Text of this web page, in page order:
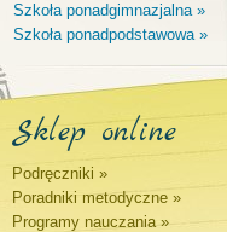
Szkoła ponadgimnazjalna »
Szkoła ponadpodstawowa »
Sklep online
Podręczniki »
Poradniki metodyczne »
Programy nauczania »